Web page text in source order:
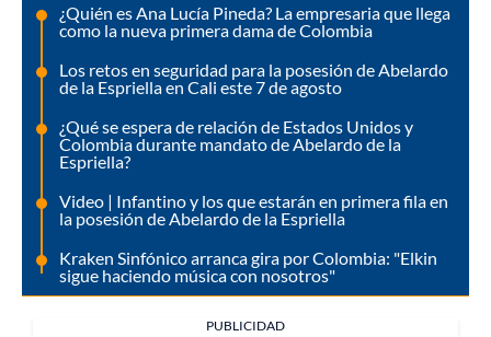
¿Quién es Ana Lucía Pineda? La empresaria que llega
como la nueva primera dama de Colombia
Los retos en seguridad para la posesión de Abelardo
de la Espriella en Cali este 7 de agosto
¿Qué se espera de relación de Estados Unidos y
Colombia durante mandato de Abelardo de la
Espriella?
Video | Infantino y los que estarán en primera fila en
la posesión de Abelardo de la Espriella
Kraken Sinfónico arranca gira por Colombia: "Elkin
sigue haciendo música con nosotros"
PUBLICIDAD